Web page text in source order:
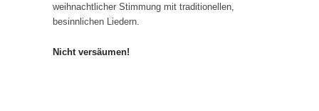
weihnachtlicher Stimmung mit traditionellen,
besinnlichen Liedern.
Nicht versäumen!